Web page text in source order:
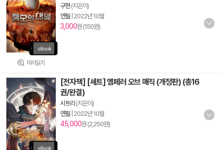
미리읽기
구현 (지은이)
연필 2022년 10월
3,000원 (150원)
[전자책] [세트] 엠페러 오브 매직 (개정판) (총16
권/완결)
시트리 (지은이)
연필 2022년 10월
45,000원 (2,250원)